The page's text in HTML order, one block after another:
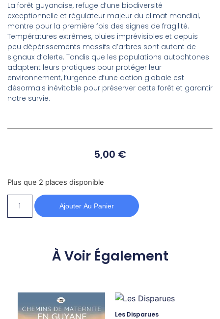
La forêt guyanaise, refuge d’une biodiversité
exceptionnelle et régulateur majeur du climat mondial,
montre pour la première fois des signes de fragilité.
Températures extrêmes, pluies imprévisibles et depuis
peu dépérissements massifs d’arbres sont autant de
signaux d’alerte. Tandis que les populations autochtones
adaptent leurs pratiques pour protéger leur
environnement, l’urgence d’une action globale est
désormais inévitable pour préserver cette forêt et garantir
notre survie.
5,00 €
Plus que 2 places disponible
Ajouter Au Panier
À Voir Également
Les Disparues